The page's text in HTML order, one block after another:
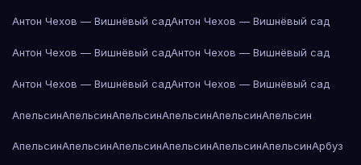
Антон Чехов — Вишнёвый садАнтон Чехов — Вишнёвый сад
Антон Чехов — Вишнёвый садАнтон Чехов — Вишнёвый сад
Антон Чехов — Вишнёвый садАнтон Чехов — Вишнёвый сад
АпельсинАпельсинАпельсинАпельсинАпельсинАпельсин
АпельсинАпельсинАпельсинАпельсинАпельсинАпельсинАрбуз